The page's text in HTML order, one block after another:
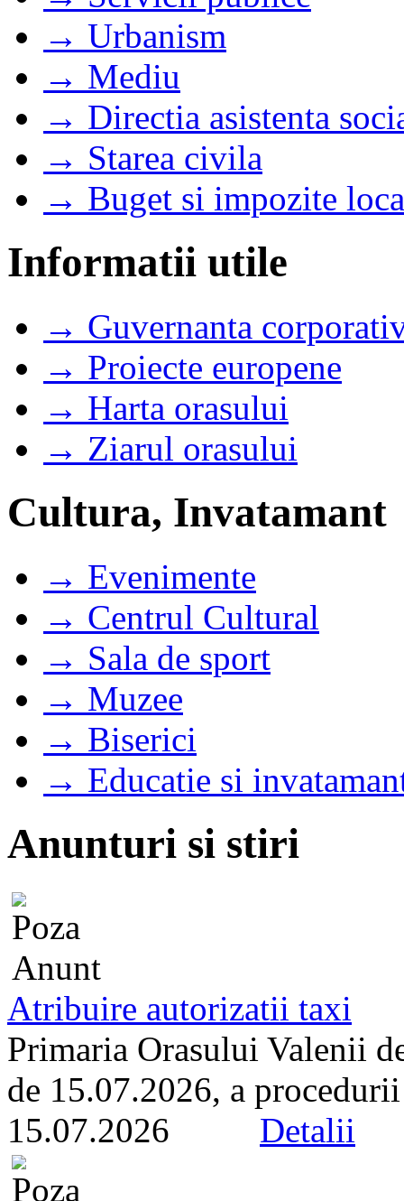
→ Urbanism
→ Mediu
→ Directia asistenta
→ Starea civila
→ Buget si impozite
Informatii utile
→ Guvernanta
→ Proiecte europene
→ Harta orasului
→ Ziarul orasului
Cultura, Invatamant
→ Evenimente
→ Centrul Cultural
→ Sala de sport
→ Muzee
→ Biserici
→ Educatie si
Anunturi si stiri
Atribuire autorizatii taxi
Primaria Orasului Valenii
de 15.07.2026, a
15.07.2026 Detalii